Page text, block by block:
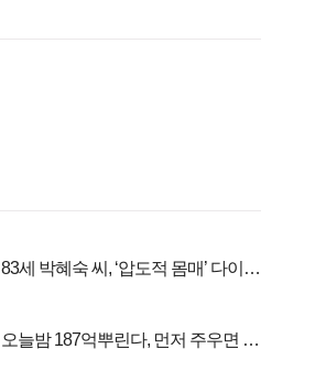
83세 박혜숙 씨, ‘압도적 몸매’ 다이어
오늘밤 187억뿌린다, 먼저 주우면 최